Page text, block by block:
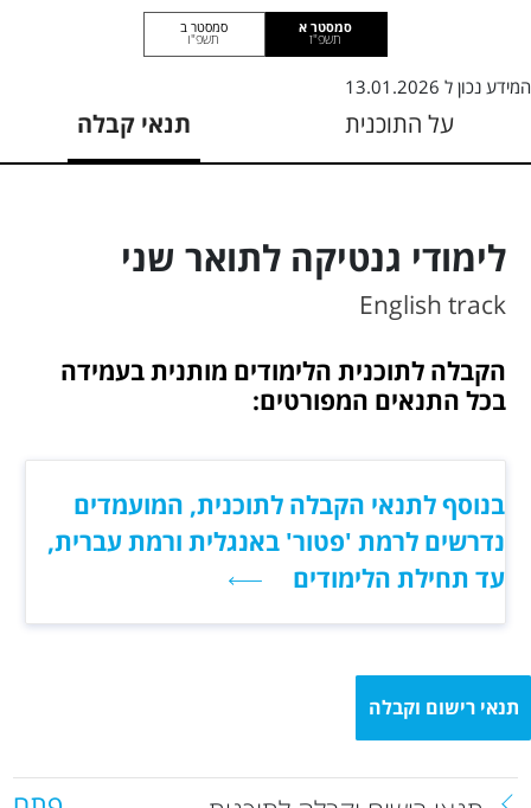
סמסטר א
תשפ"ז
סמסטר ב
תשפ"ו
המידע נכון ל 13.01.2026
על התוכנית תנאי קבלה
לימודי גנטיקה לתואר שני
English track
הקבלה לתוכנית הלימודים מותנית בעמידה
בכל התנאים המפורטים:
בנוסף לתנאי הקבלה לתוכנית, המועמדים
נדרשים לרמת 'פטור' באנגלית ורמת עברית,
עד תחילת הלימודים
תנאי רישום וקבלה